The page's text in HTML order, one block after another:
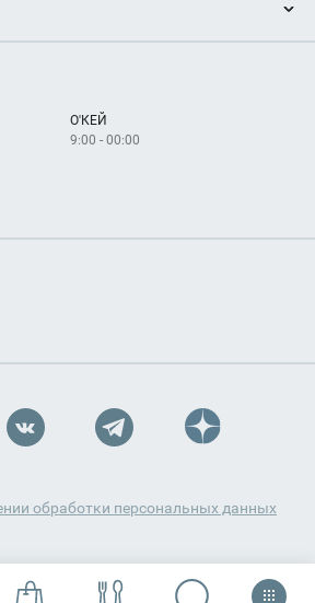
О'КЕЙ
9:00 - 00:00
обработки персональных данных